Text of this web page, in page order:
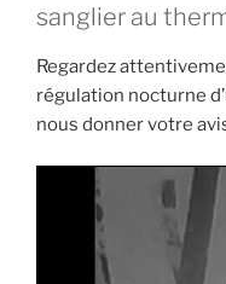
sanglier au
Regardez
régulation nocturne
nous donner votre